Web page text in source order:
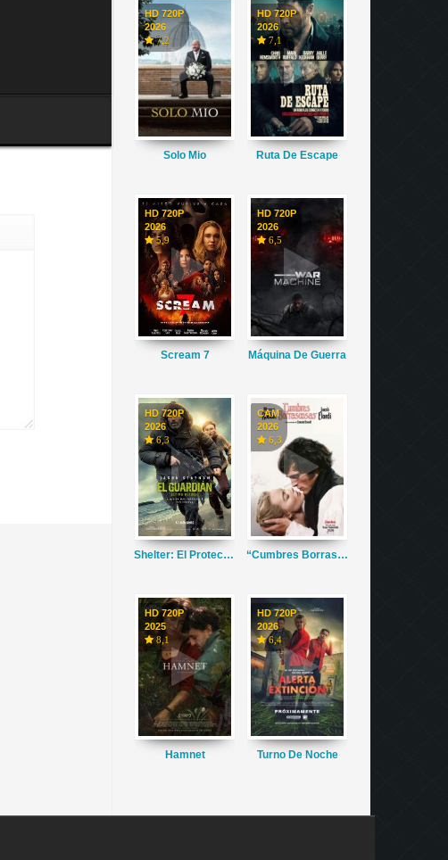
HD 720P
2026
7,2
Solo Mio
HD 720P
2026
7,1
Ruta De Escape
HD 720P
2026
5,9
Scream 7
HD 720P
2026
6,5
Máquina De Guerra
HD 720P
2026
6,3
Shelter: El Protector
CAM
2026
6,3
“Cumbres Borrascosas”
HD 720P
2025
8,1
Hamnet
HD 720P
2026
6,4
Turno De Noche